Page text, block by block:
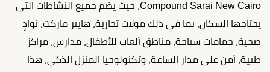
Compound Sarai New Cairo، حيث يضم جميع النشاطات التي
يحتاجها السكان، بما في ذلك مولات تجارية، هايبر ماركت، نوادٍ
صحية، حمامات سباحة، مناطق ألعاب للأطفال، مدارس، مراكز
طبية، أمن على مدار الساعة، وتكنولوجيا المنزل الذكي، هذا